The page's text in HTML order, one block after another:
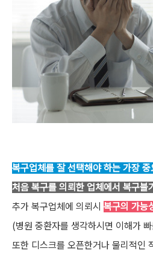
복구업체를 잘 선택해야 하는 가장
처음 복구를 의뢰한 업체에서 복구불
추가 복구업체에 의뢰시 복구의 가능
(병원 중환자를 생각하시면 이해가
또한 디스크를 오픈한거나 물리적인